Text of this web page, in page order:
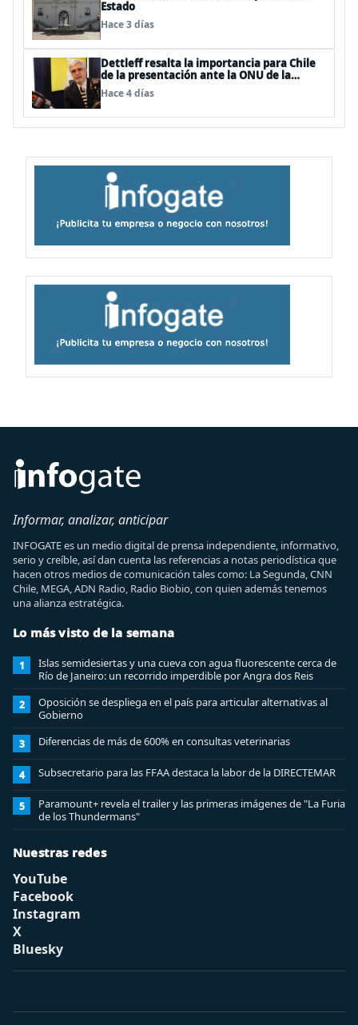
Estado
Hace 3 días
Dettleff resalta la importancia para Chile
de la presentación ante la ONU de la
Plataforma Continental Extendida del
Archipiélago Juan Fernández
Hace 4 días
Informar, analizar, anticipar
INFOGATE es un medio digital de prensa independiente, informativo,
serio y creíble, así dan cuenta las referencias a notas periodística que
hacen otros medios de comunicación tales como: La Segunda, CNN
Chile, MEGA, ADN Radio, Radio Biobio, con quien además tenemos
una alianza estratégica.
Lo más visto de la semana
1
Islas semidesiertas y una cueva con agua fluorescente cerca de
Río de Janeiro: un recorrido imperdible por Angra dos Reis
2
Oposición se despliega en el país para articular alternativas al
Gobierno
3 Diferencias de más de 600% en consultas veterinarias
4 Subsecretario para las FFAA destaca la labor de la DIRECTEMAR
5
Paramount+ revela el trailer y las primeras imágenes de "La Furia
de los Thundermans"
Nuestras redes
YouTube
Facebook
Instagram
X
Bluesky